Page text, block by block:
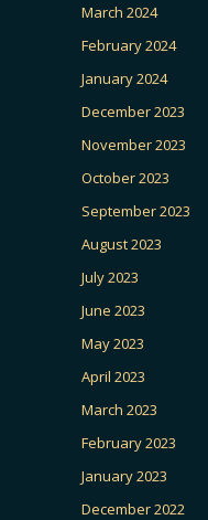
March 2024
February 2024
January 2024
December 2023
November 2023
October 2023
September 2023
August 2023
July 2023
June 2023
May 2023
April 2023
March 2023
February 2023
January 2023
December 2022